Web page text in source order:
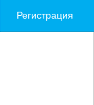
Регистрация